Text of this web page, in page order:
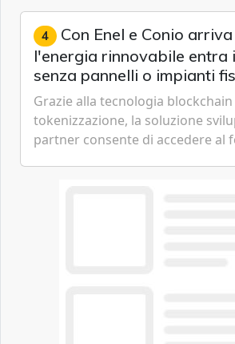
gestione continua del rischio.
4 Con Enel e Conio
l'energia rinnovabile entra
senza pannelli o impianti
Grazie alla tecnologia blockchain
tokenizzazione, la soluzione
partner consente di accedere al